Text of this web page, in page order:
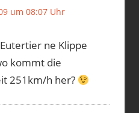
um 08:07 Uhr
ne Klippe
kommt die
251km/h her?